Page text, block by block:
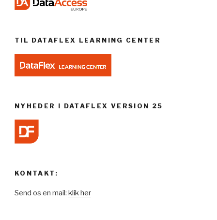
TIL DATAFLEX LEARNING CENTER
NYHEDER I DATAFLEX VERSION 25
KONTAKT:
Send os en mail: klik her